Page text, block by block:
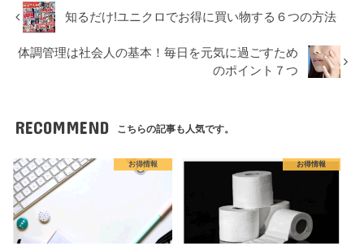
知るだけ!ユニクロでお得に買い物する６つの方法
体調管理は社会人の基本！毎日を元気に過ごすため
のポイント７つ
RECOMMEND こちらの記事も人気です。
お得情報 お得情報